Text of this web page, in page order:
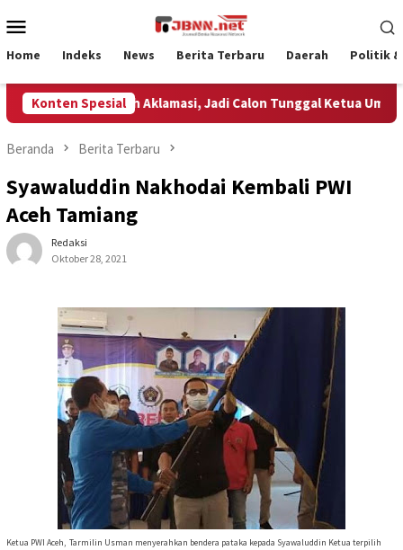
ke
Mobile
Home Indeks News Berita Terbaru Daerah Politik &
Konten Spesial
Terpilih Aklamasi, Jadi Calon Tunggal Ketua Umum PNA
Beranda Berita Terbaru
Syawaluddin Nakhodai Kembali PWI
Aceh Tamiang
Redaksi
Oktober 28, 2021
Ketua PWI Aceh, Tarmilin Usman menyerahkan bendera pataka kepada Syawaluddin Ketua terpilih